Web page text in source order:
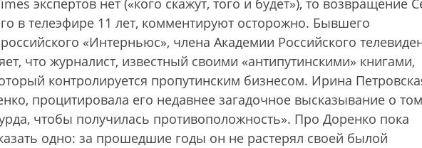
экспертов нет («кого скажут, того и будет»), то возвращение
в телеэфире 11 лет, комментируют осторожно. Бывшего
«Интерньюс», члена Академии Российского
что журналист, известный своими «антипутинскими» книгами,
контролируется пропутинским бизнесом. Ирина
процитировала его недавнее загадочное высказывание о
чтобы получилась противоположность». Про Доренко пока
одно: за прошедшие годы он не растерял своей былой